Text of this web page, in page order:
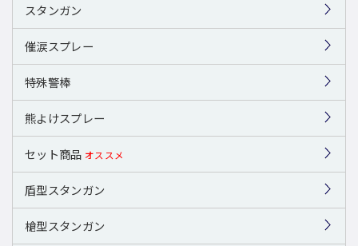
スタンガン
催涙スプレー
特殊警棒
熊よけスプレー
セット商品 オススメ
盾型スタンガン
槍型スタンガン